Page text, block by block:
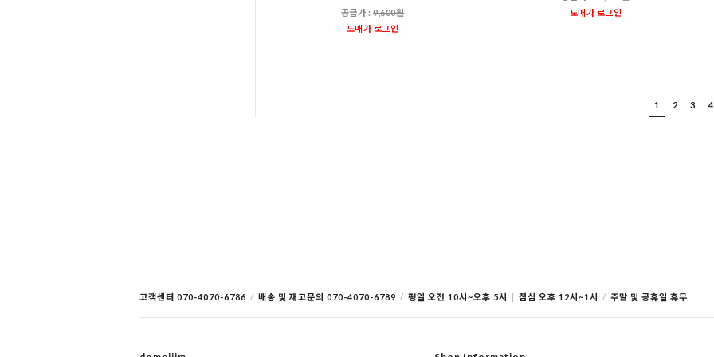
공급가 : 9,600원
도매가 로그인
도매가 로그인
1 2 3 4
고객센터 070-4070-6786 / 배송 및 재고문의 070-4070-6789 / 평일 오전 10시~오후 5시 | 점심 오후 12시~1시 / 주말 및 공휴일 휴무